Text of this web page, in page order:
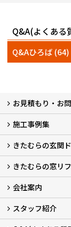
Q&A(よくある
Q&Aひろば (64)
お見積もり・お
LINEで概算見積
チャットで質問
問い合わせフォ
オンライン相談
電話で相談
無料現地調査を
施工事例集
玄関ドアリフォ
玄関引戸リフォ
勝手口ドアリフ
窓リフォーム
きたむらの玄関
玄関ドアリフォ
リシェントにつ
・玄関ドアバリ
・玄関引戸バリ
・勝手口ドアバ
安心の自社施工
無料点検
保証について
価格について
概算見積につい
きたむらの窓リ
窓リフォームに
・内窓設置-
・内窓設置-AGC
・窓交換
・エコガラス交換
・防犯・防災ガ
会社案内
会社概要 (2)
ブログ
アクセス
施工エリア
施工までの流れ
SNSインフォメ
チャット機能
オンライン打合
補助金について
スタッフ紹介